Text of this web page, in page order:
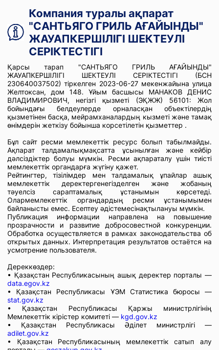
Компания туралы ақпарат
"САНТЬЯГО ГРИЛЬ АҒАЙЫНДЫ"
ЖАУАПКЕРШІЛІГІ ШЕКТЕУЛІ
СЕРІКТЕСТІГІ
Қарсы тарап "САНТЬЯГО ГРИЛЬ АҒАЙЫНДЫ"
ЖАУАПКЕРШІЛІГІ ШЕКТЕУЛІ СЕРІКТЕСТІГІ (БСН
230640037502) тіркелген 2023-06-27 мекенжайына улица
Желтоксан, дом 148. Ұйым басшысы МАНАКОВ ДЕНИС
ВЛАДИМИРОВИЧ, негізгі қызметі (ЭҚЖЖ) 56101: Жол
бойындағы белдеулерде орналасқан объектілердің
қызметінен басқа, мейрамханалардың кызметі және тамақ
өнімдерін жеткізу бойынша корсетілетін қызметтер .
Бұл сайт ресми мемлекеттік ресурс болып табылмайды.
Ақпарат талдамалықмақсатта ұсынылған және кейбір
дәлсіздіктер болуы мүмкін. Ресми ақпараталу үшін тиісті
мемлекеттік органдарға жүгіну қажет.
Рейтингтер, тізілімдер мен талдамалық ұпайлар ашық
мемлекеттік деректергенегізделген және жобаның
тәуелсіз сараптамалық ұстанымын көрсетеді.
Олармемлекеттік органдардың ресми ұстанымымен
байланысты емес. Есептеу әдістемесінақтылануы мүмкін.
Публикация информации направлена на повышение
прозрачности и развитие добросовестной конкуренции.
Обработка осуществляется в рамках законодательства об
открытых данных. Интерпретация результатов остаётся на
усмотрение пользователя.
Дереккөздер:
• Қазақстан Республикасының ашық деректер порталы —
data.egov.kz
• Қазақстан Республикасы ҰЭМ Статистика бюросы —
stat.gov.kz
• Қазақстан Республикасы Қаржы министрлігінің
Мемлекеттік кірістер комитеті — kgd.gov.kz
• Қазақстан Республикасы Әділет министрлігі —
adilet.gov.kz
• Қазақстан Республикасының мемлекеттік сатып алу